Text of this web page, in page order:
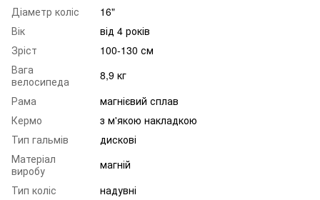
Діаметр коліс
16"
Вік
від 4 років
Зріст
100-130 см
Вага
велосипеда
8,9 кг
Рама
магнієвий сплав
Кермо
з м'якою накладкою
Тип гальмів
дискові
Матеріал
виробу
магній
Тип коліс
надувні